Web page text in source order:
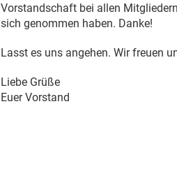
Vorstandschaft bei allen
sich genommen haben. Danke!
Lasst es uns angehen. Wir freuen
Liebe Grüße
Euer Vorstand